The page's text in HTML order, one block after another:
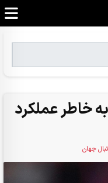
خاطر عملکرد
جهان